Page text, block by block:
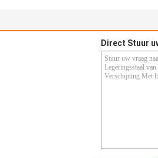
Direct Stuur